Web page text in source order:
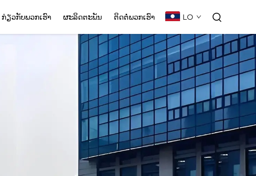
ກ່ຽວກັບພວກເຮົາ ຜະລິດຕະພັນ ຕິດຕໍ່ພວກເຮົາ LO